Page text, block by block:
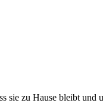
sie zu Hause bleibt